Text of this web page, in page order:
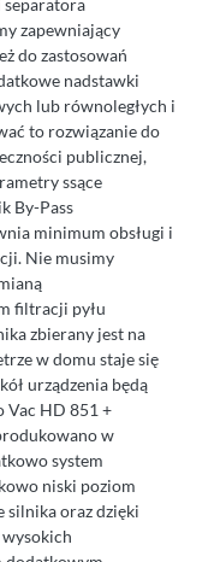
zapewniający
do zastosowań
nadstawki
lub równoległych i
to rozwiązanie do
publicznej,
ssące
By-Pass
minimum obsługi i
Nie musimy
filtracji pyłu
zbierany jest na
w domu staje się
urządzenia będą
Vac HD 851 +
w
system
niski poziom
silnika oraz dzięki